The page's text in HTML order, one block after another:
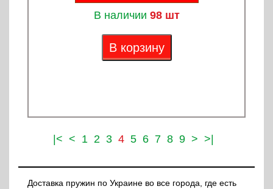
В наличии 98 шт
В корзину
|< < 1 2 3 4 5 6 7 8 9 > >|
Доставка пружин по Украине во все города, где есть